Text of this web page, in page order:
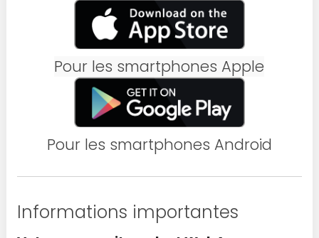
Pour les smartphones Apple
Pour les smartphones Android
Informations importantes